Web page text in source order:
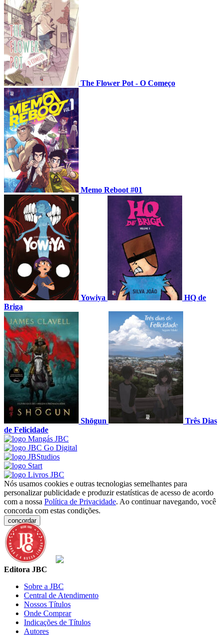
The Flower Pot - O Começo
Memo Reboot #01
Yowiya
HQ de
Briga
Shōgun
Três Dias
de Felicidade
Nós usamos cookies e outras tecnologias semelhantes para
personalizar publicidade e produzir estatísticas de acesso de acordo
com a nossa Política de Privacidade. Ao continuar navegando, você
concorda com estas condições.
concordar
Editora JBC
Sobre a JBC
Central de Atendimento
Nossos Títulos
Onde Comprar
Indicações de Títulos
Autores